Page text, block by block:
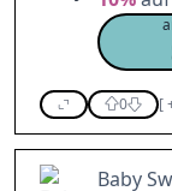
0 [
Baby